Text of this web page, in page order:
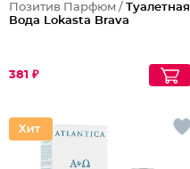
Позитив Парфюм / Туалетная
Вода Lokasta Brava
381 ₽